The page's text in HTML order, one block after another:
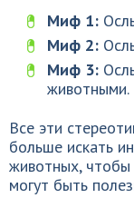
Миф 1:
Миф 2:
Миф 3:
животными.
Все эти
больше искать
животных, чтобы
могут быть